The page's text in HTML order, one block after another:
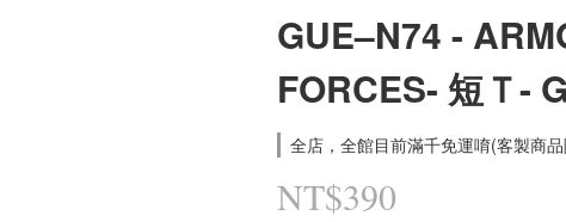
GUE–N74 -
FORCES- 短Ｔ-
全店，全館目前滿千免運唷(客製商
NT$390